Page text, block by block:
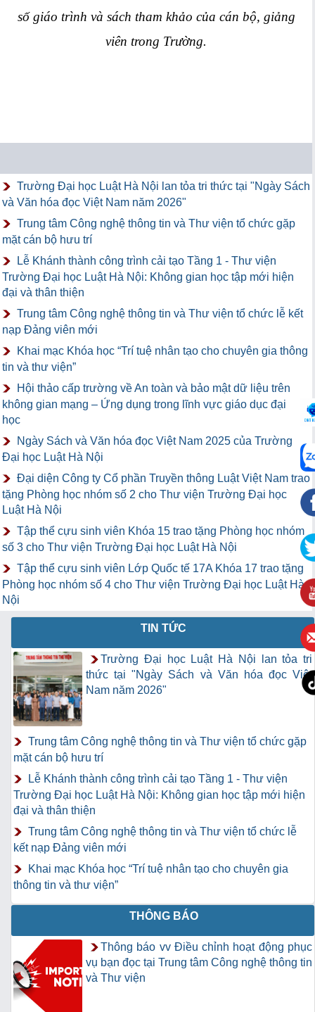
số giáo trình và sách tham khảo của cán bộ, giảng
viên trong Trường.
Trường Đại học Luật Hà Nội lan tỏa tri thức tại "Ngày Sách
và Văn hóa đọc Việt Nam năm 2026"
Trung tâm Công nghệ thông tin và Thư viện tổ chức gặp
mặt cán bộ hưu trí
Lễ Khánh thành công trình cải tạo Tầng 1 - Thư viện
Trường Đại học Luật Hà Nội: Không gian học tập mới hiện
đại và thân thiện
Trung tâm Công nghệ thông tin và Thư viện tổ chức lễ kết
nạp Đảng viên mới
Khai mạc Khóa học “Trí tuệ nhân tạo cho chuyên gia thông
tin và thư viện”
Hội thảo cấp trường về An toàn và bảo mật dữ liệu trên
không gian mạng – Ứng dụng trong lĩnh vực giáo dục đại
học
Ngày Sách và Văn hóa đọc Việt Nam 2025 của Trường
Đại học Luật Hà Nội
Đại diện Công ty Cổ phần Truyền thông Luật Việt Nam trao
tặng Phòng học nhóm số 2 cho Thư viện Trường Đại học
Luật Hà Nội
Tập thể cựu sinh viên Khóa 15 trao tặng Phòng học nhóm
số 3 cho Thư viện Trường Đại học Luật Hà Nội
Tập thể cựu sinh viên Lớp Quốc tế 17A Khóa 17 trao tặng
Phòng học nhóm số 4 cho Thư viện Trường Đại học Luật Hà
Nội
TIN TỨC
Trường Đại học Luật Hà Nội lan tỏa tri
thức tại "Ngày Sách và Văn hóa đọc Việt
Nam năm 2026"
Trung tâm Công nghệ thông tin và Thư viện tổ chức gặp
mặt cán bộ hưu trí
Lễ Khánh thành công trình cải tạo Tầng 1 - Thư viện
Trường Đại học Luật Hà Nội: Không gian học tập mới hiện
đại và thân thiện
Trung tâm Công nghệ thông tin và Thư viện tổ chức lễ
kết nạp Đảng viên mới
Khai mạc Khóa học “Trí tuệ nhân tạo cho chuyên gia
thông tin và thư viện”
THÔNG BÁO
Thông báo vv Điều chỉnh hoạt động phục
vụ bạn đọc tại Trung tâm Công nghệ thông tin
và Thư viện